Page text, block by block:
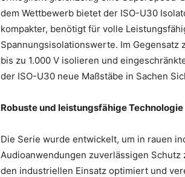
dem Wettbewerb bietet der ISO-U30
kompakter, benötigt für volle
Spannungsisolationswerte. Im
bis zu 1.000 V isolieren und
der ISO-U30 neue Maßstäbe in Sachen
Robuste und leistungsfähige Technologie
Die Serie wurde entwickelt, um in rauen
Audioanwendungen zuverlässigen
den industriellen Einsatz optimiert und